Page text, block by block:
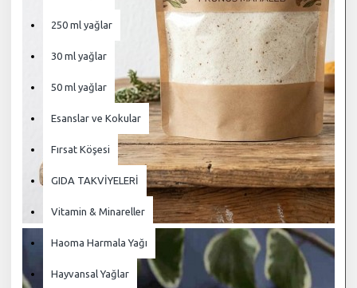
250 ml yağlar
30 ml yağlar
50 ml yağlar
Esanslar ve Kokular
Fırsat Köşesi
GIDA TAKVİYELERİ
Vitamin & Minareller
Haoma Harmala Yağı
Hayvansal Yağlar